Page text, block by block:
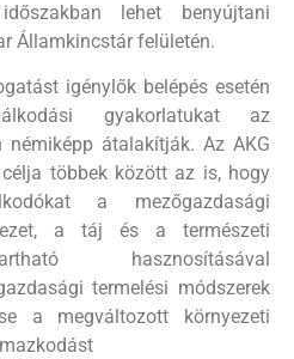
lehet benyújtani
Államkincstár felületén.
igénylők belépés esetén
gyakorlatukat az
némiképp átalakítják. Az AKG
többek között az is, hogy
a mezőgazdasági
a táj és a természeti
hasznosításával
termelési módszerek
a megváltozott környezeti